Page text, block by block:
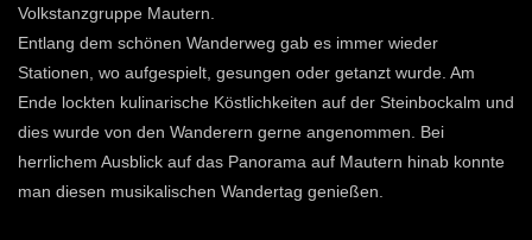
Volkstanzgruppe Mautern.
Entlang dem schönen Wanderweg gab es immer wieder
Stationen, wo aufgespielt, gesungen oder getanzt wurde. Am
Ende lockten kulinarische Köstlichkeiten auf der Steinbockalm und
dies wurde von den Wanderern gerne angenommen. Bei
herrlichem Ausblick auf das Panorama auf Mautern hinab konnte
man diesen musikalischen Wandertag genießen.